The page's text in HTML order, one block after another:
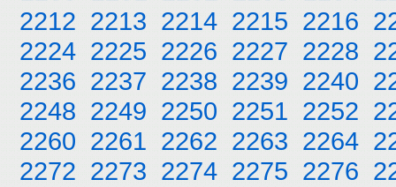
2212 2213 2214 2215 2216
2224 2225 2226 2227 2228
2236 2237 2238 2239 2240
2248 2249 2250 2251 2252
2260 2261 2262 2263 2264
2272 2273 2274 2275 2276